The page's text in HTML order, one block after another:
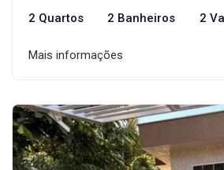
2 Quartos 2 Banheiros 2
Mais informações